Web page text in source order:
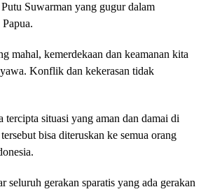
Suwarman yang gugur dalam
mahal, kemerdekaan dan keamanan kita
Konflik dan kekerasan tidak
tercipta situasi yang aman dan damai di
bisa diteruskan ke semua orang
seluruh gerakan sparatis yang ada gerakan